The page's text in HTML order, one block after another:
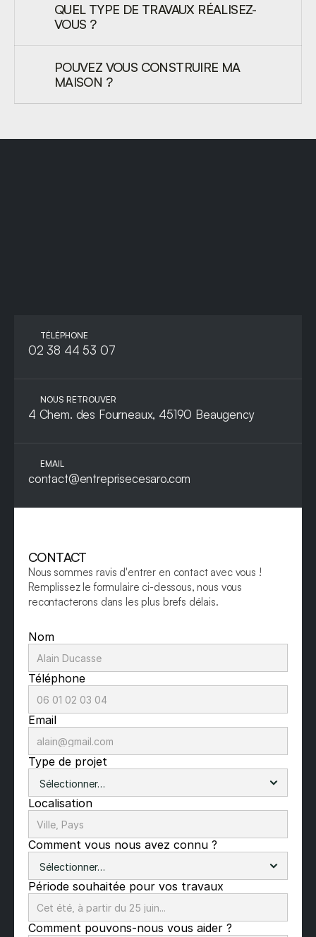
QUEL TYPE DE TRAVAUX RÉALISEZ-
VOUS ?
POUVEZ VOUS CONSTRUIRE MA
MAISON ?
TÉLÉPHONE
02 38 44 53 07
NOUS RETROUVER
4 Chem. des Fourneaux, 45190 Beaugency
EMAIL
contact@entreprisecesaro.com
CONTACT
Nous sommes ravis d'entrer en contact avec vous !
Remplissez le formulaire ci-dessous, nous vous
recontacterons dans les plus brefs délais.
Nom
Téléphone
Email
Type de projet
Localisation
Comment vous nous avez connu ?
Période souhaitée pour vos travaux
Comment pouvons-nous vous aider ?